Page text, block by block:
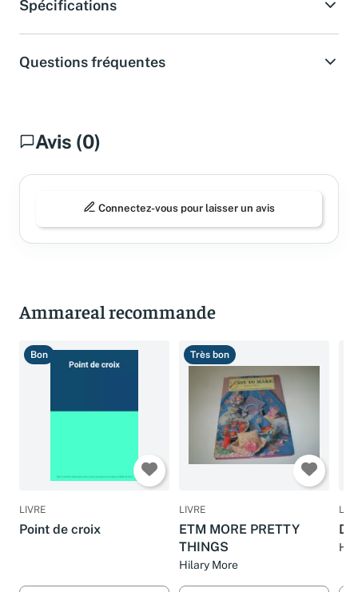
Spécifications
Questions fréquentes
Avis (0)
Connectez-vous pour laisser un avis
Ammareal recommande
Bon
LIVRE
Point de croix
Très bon
LIVRE
ETM MORE PRETTY
THINGS
Hilary More